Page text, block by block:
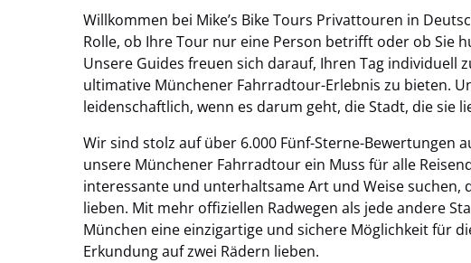
Willkommen bei Mike’s Bike Tours Privattouren in
Rolle, ob Ihre Tour nur eine Person betrifft oder ob Sie
Unsere Guides freuen sich darauf, Ihren Tag individuell
ultimative Münchener Fahrradtour-Erlebnis zu bieten.
leidenschaftlich, wenn es darum geht, die Stadt, die sie
Wir sind stolz auf über 6.000 Fünf-Sterne-Bewertungen
unsere Münchener Fahrradtour ein Muss für alle
interessante und unterhaltsame Art und Weise suchen,
lieben. Mit mehr offiziellen Radwegen als jede andere
München eine einzigartige und sichere Möglichkeit für
Erkundung auf zwei Rädern lieben.